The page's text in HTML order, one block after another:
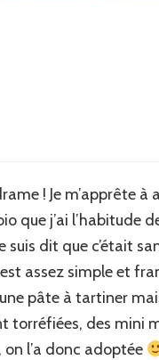
! Je m’apprête à
que j’ai l’habitude
suis dit que c’était
assez simple et
pâte à tartiner
torréfiées, des mini
l’a donc adoptée